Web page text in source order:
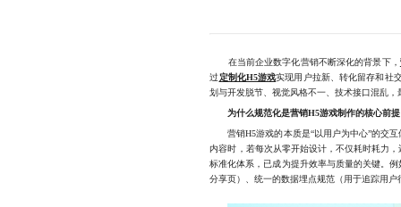
在当前企业数字化营销不断深化的背景下，
过定制化H5游戏实现用户拉新、转化留存和社
划与开发脱节、视觉风格不一、技术接口混乱
为什么规范化是营销H5游戏制作的核心前
营销H5游戏的本质是“以用户为中心”的交互
内容时，若每次从零开始设计，不仅耗时耗力
标准化体系，已成为提升效率与质量的关键。
分享页）、统一的数据埋点规范（用于追踪用